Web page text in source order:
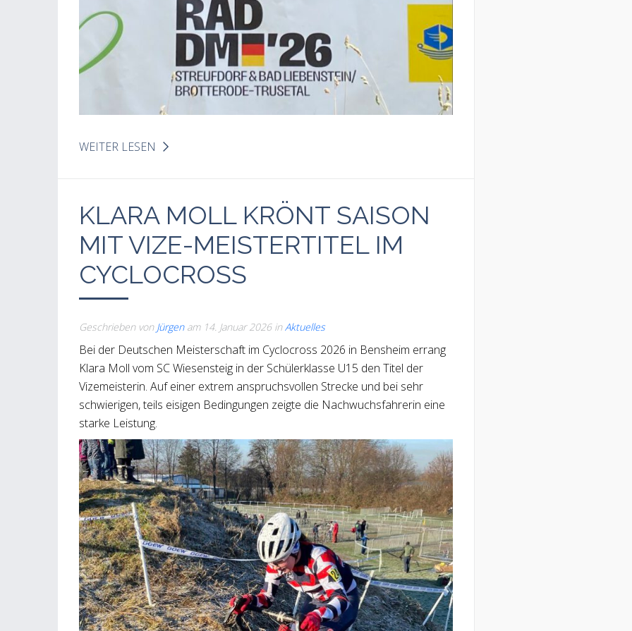
WEITER LESEN
KLARA MOLL KRÖNT SAISON
MIT VIZE-MEISTERTITEL IM
CYCLOCROSS
Geschrieben von Jürgenam 14. Januar 2026inAktuelles
Bei der Deutschen Meisterschaft im Cyclocross 2026 in Bensheim errang
Klara Moll vom SC Wiesensteig in der Schülerklasse U15 den Titel der
Vizemeisterin. Auf einer extrem anspruchsvollen Strecke und bei sehr
schwierigen, teils eisigen Bedingungen zeigte die Nachwuchsfahrerin eine
starke Leistung.